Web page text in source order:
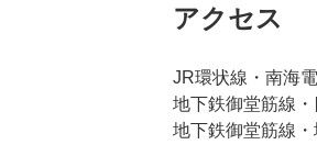
アクセス
JR環状線・南海
地下鉄御堂筋線
地下鉄御堂筋線